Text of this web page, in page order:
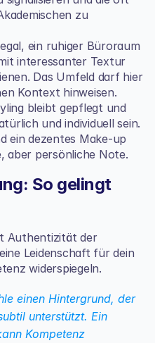
zu
ein ruhiger Büroraum
interessanter Textur
Das Umfeld darf hier
Kontext hinweisen.
bleibt gepflegt und
und individuell sein.
ein dezentes Make-up
aber persönliche Note.
So gelingt
Authentizität der
Leidenschaft für dein
widerspiegeln.
einen Hintergrund, der
unterstützt. Ein
Kompetenz